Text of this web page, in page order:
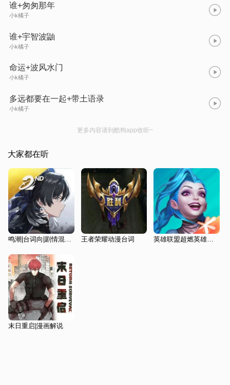
谁+匆匆那年
小k橘子
谁+宇智波鼬
小k橘子
命运+波风水门
小k橘子
多远都要在一起+带土语录
小k橘子
更多内容请到酷狗app收听~
大家都在听
鸣潮|台词向|剧情混剪|星炬学院 王者荣耀动漫台词 英雄联盟超燃英雄台词BGM
末日重启|漫画解说